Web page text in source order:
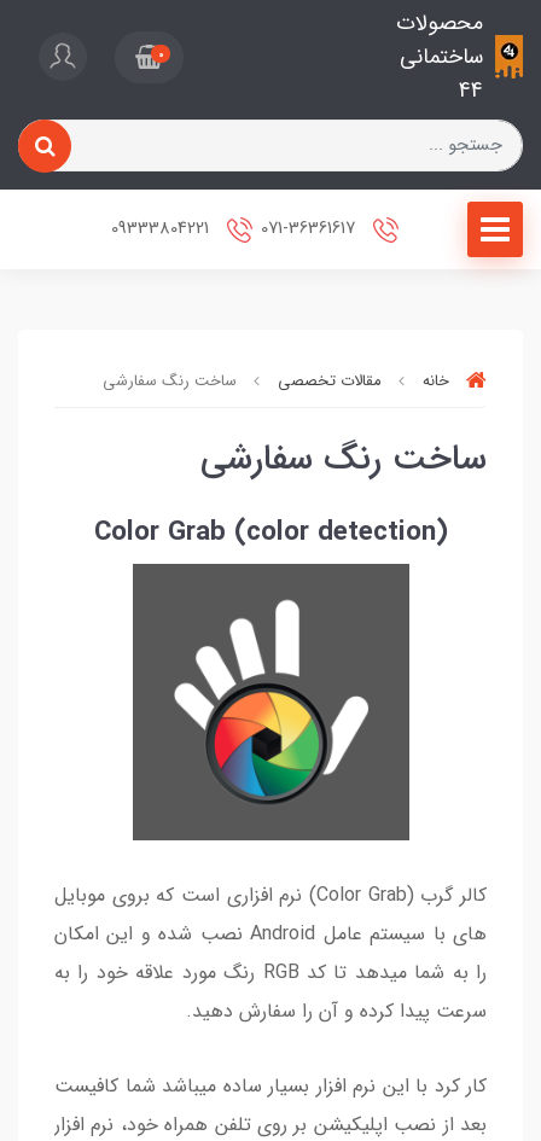
محصولات
ساختمانی
44
0
خانه مقالات تخصصی ساخت رنگ سفارشی
ساخت رنگ سفارشی
(Color Grab (color detection
کالر گرب (Color Grab) نرم افزاری است که بروی موبایل
های با سیستم عامل Android نصب شده و این امکان
را به شما میدهد تا کد RGB رنگ مورد علاقه خود را به
سرعت پیدا کرده و آن را سفارش دهید.
کار کرد با این نرم افزار بسیار ساده میباشد شما کافیست
بعد از نصب اپلیکیشن بر روی تلفن همراه خود، نرم افزار